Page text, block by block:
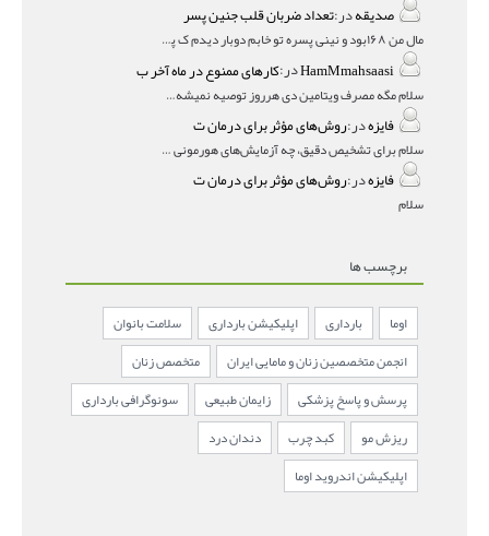
صدیقهدر:تعداد ضربان قلب جنین پسر
مال من ۱۶۸بود و نینی پسره تو خابم دوبار دیدم ک پسره
HamMmahsaasiدر:کارهای ممنوع در ماه آخر ب
سلام مگه مصرف ویتامین دی هرروز توصیه نمیشه؟درمقاله میگه
فایزهدر:روش‌های مؤثر برای درمان ت
سلام برای تشخیص دقیق، چه آزمایش‌های هورمونی و چه سونوگر
فایزهدر:روش‌های مؤثر برای درمان ت
سلام
برچسب ها
اوما بارداری اپلیکیشن بارداری
سلامت بانوان
انجمن متخصصین زنان و مامایی ایران
متخصص زنان
پرسش و پاسخ پزشکی
زایمان طبیعی
سونوگرافی بارداری
ریزش مو
کبد چرب
دندان درد
اپلیکیشن اندروید اوما